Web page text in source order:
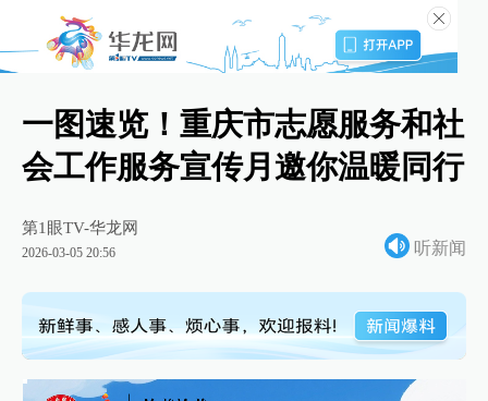
一图速览！重庆市志愿服务和社
会工作服务宣传月邀你温暖同行
第1眼TV-华龙网
2026-03-05 20:56 听新闻